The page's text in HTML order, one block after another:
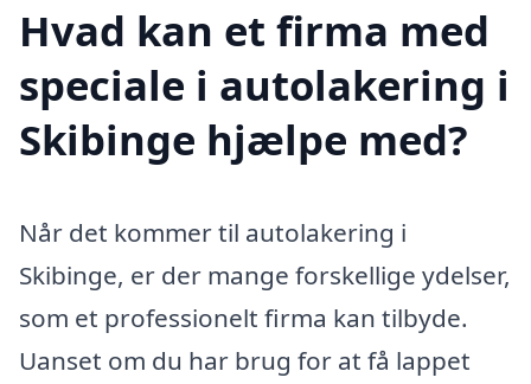
Hvad kan et firma med
speciale i autolakering i
Skibinge hjælpe med?
Når det kommer til autolakering i
Skibinge, er der mange forskellige ydelser,
som et professionelt firma kan tilbyde.
Uanset om du har brug for at få lappet